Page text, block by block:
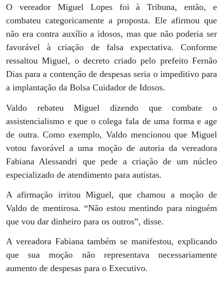
O vereador Miguel Lopes foi à Tribuna, então, e
combateu categoricamente a proposta. Ele afirmou que
não era contra auxílio a idosos, mas que não poderia ser
favorável à criação de falsa expectativa. Conforme
ressaltou Miguel, o decreto criado pelo prefeito Fernão
Dias para a contenção de despesas seria o impeditivo para
a implantação da Bolsa Cuidador de Idosos.
Valdo rebateu Miguel dizendo que combate o
assistencialismo e que o colega fala de uma forma e age
de outra. Como exemplo, Valdo mencionou que Miguel
votou favorável a uma moção de autoria da vereadora
Fabiana Alessandri que pede a criação de um núcleo
especializado de atendimento para autistas.
A afirmação irritou Miguel, que chamou a moção de
Valdo de mentirosa. “Não estou mentindo para ninguém
que vou dar dinheiro para os outros”, disse.
A vereadora Fabiana também se manifestou, explicando
que sua moção não representava necessariamente
aumento de despesas para o Executivo.